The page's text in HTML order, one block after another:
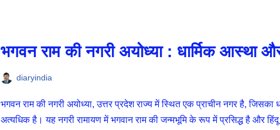
भगवन राम की नगरी अयोध्या : धार्मिक आस्था
diaryindia
भगवन राम की नगरी अयोध्या, उत्तर प्रदेश राज्य में स्थित एक प्राचीन नगर है, जिसका
अत्यधिक है। यह नगरी रामायण में भगवान राम की जन्मभूमि के रूप में प्रसिद्ध है और हिंदू